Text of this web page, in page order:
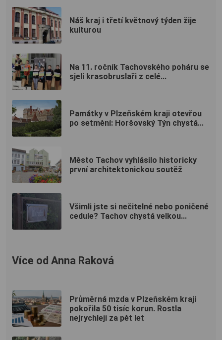
Náš kraj i třetí květnový týden žije
kulturou
Na 11. ročník Tachovského poháru se
sjeli krasobruslaři z celé...
Památky v Plzeňském kraji otevřou
po setmění: Horšovský Týn chystá...
Město Tachov vyhlásilo historicky
první architektonickou soutěž
Všimli jste si nečitelné nebo poničené
cedule? Tachov chystá velkou...
Více od Anna Raková
Průměrná mzda v Plzeňském kraji
pokořila 50 tisíc korun. Rostla
nejrychleji za pět let